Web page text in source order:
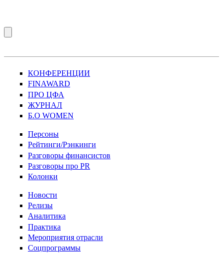
КОНФЕРЕНЦИИ
FINAWARD
ПРО ЦФА
ЖУРНАЛ
Б.О WOMEN
Персоны
Рейтинги/Рэнкинги
Разговоры финансистов
Разговоры про PR
Колонки
Новости
Релизы
Аналитика
Практика
Мероприятия отрасли
Соцпрограммы